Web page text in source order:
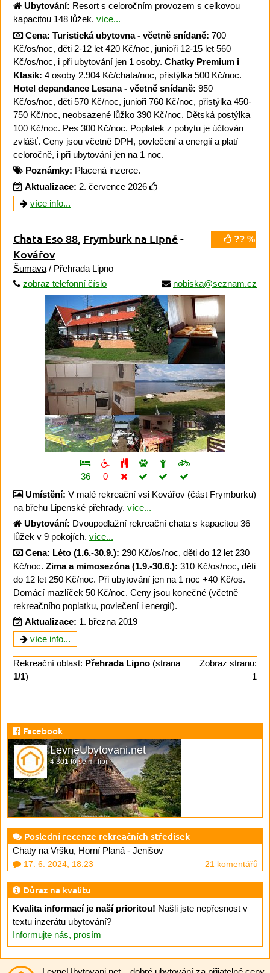
Ubytování: Resort s celoročním provozem s celkovou
kapacitou 148 lůžek. více...
Cena: Turistická ubytovna - včetně snídaně: 700
Kč/os/noc, děti 2-12 let 420 Kč/noc, junioři 12-15 let 560
Kč/os/noc, i při ubytování jen 1 osoby. Chatky Premium i
Klasik: 4 osoby 2.904 Kč/chata/noc, přistýlka 500 Kč/noc.
Hotel depandance Lesana - včetně snídaně: 950
Kč/os/noc, děti 570 Kč/noc, junioři 760 Kč/noc, přistýlka 450-
750 Kč/noc, neobsazené lůžko 390 Kč/noc. Dětská postýlka
100 Kč/noc. Pes 300 Kč/noc. Poplatek z pobytu je účtován
zvlášť. Ceny jsou včetně DPH, povlečení a energií a platí
celoročně, i při ubytování jen na 1 noc.
Poznámky: Placená inzerce.
Aktualizace: 2. července 2026
více info...
?? %
Chata Eso 88, Frymburk na Lipně-
Kovářov
Šumava / Přehrada Lipno
zobraz telefonní číslo
nobiska@seznam.cz
36
0
Umístění: V malé rekreační vsi Kovářov (část Frymburku)
na břehu Lipenské přehrady. více...
Ubytování: Dvoupodlažní rekreační chata s kapacitou 36
lůžek v 9 pokojích. více...
Cena: Léto (1.6.-30.9.): 290 Kč/os/noc, děti do 12 let 230
Kč/noc. Zima a mimosezóna (1.9.-30.6.): 310 Kč/os/noc, děti
do 12 let 250 Kč/noc. Při ubytování jen na 1 noc +40 Kč/os.
Domácí mazlíček 50 Kč/noc. Ceny jsou konečné (včetně
rekreačního poplatku, povlečení i energií).
Aktualizace: 1. března 2019
více info...
Rekreační oblast: Přehrada Lipno (strana
1/1)
Zobraz stranu:
1
Facebook
LevneUbytovani.net
4 301 to se mi líbí
Poslední recenze rekreačních středisek
Chaty na Vršku, Horní Planá - Jenišov
17. 6. 2024, 18.23 21 komentářů
Důraz na kvalitu
Kvalita informací je naší prioritou! Našli jste nepřesnost v
textu inzerátu ubytování?
Informujte nás, prosím